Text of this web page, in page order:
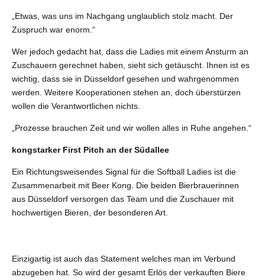
„Etwas, was uns im Nachgang unglaublich stolz macht. Der
Zuspruch war enorm.“
Wer jedoch gedacht hat, dass die Ladies mit einem Ansturm an
Zuschauern gerechnet haben, sieht sich getäuscht. Ihnen ist es
wichtig, dass sie in Düsseldorf gesehen und wahrgenommen
werden. Weitere Kooperationen stehen an, doch überstürzen
wollen die Verantwortlichen nichts.
„Prozesse brauchen Zeit und wir wollen alles in Ruhe angehen.“
kongstarker First Pitch an der Südallee
Ein Richtungsweisendes Signal für die Softball Ladies ist die
Zusammenarbeit mit Beer Kong. Die beiden Bierbrauerinnen
aus Düsseldorf versorgen das Team und die Zuschauer mit
hochwertigen Bieren, der besonderen Art.
Einzigartig ist auch das Statement welches man im Verbund
abzugeben hat. So wird der gesamt Erlös der verkauften Biere